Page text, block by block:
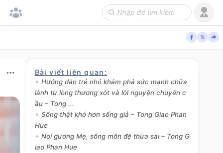
Bài viết liên quan :
Hướng dẫn trẻ nhỏ khám phá sức mạnh chữa
lành từ lòng thương xót và lời nguyện chuyển c
ầu – Tong ...
Sống thật khó hơn sống giả – Tong Giao Phan
Hue
Noi gương Mẹ, sống môn đệ thừa sai – Tong G
iao Phan Hue